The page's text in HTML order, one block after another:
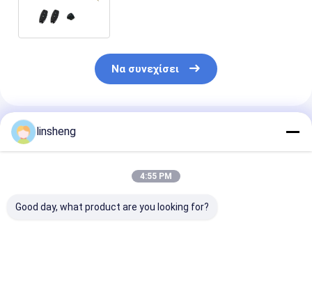
Να συνεχίσει
Συνιστώμενα Προϊόντα
linsheng
4:55 PM
Good day, what product are you looking for?